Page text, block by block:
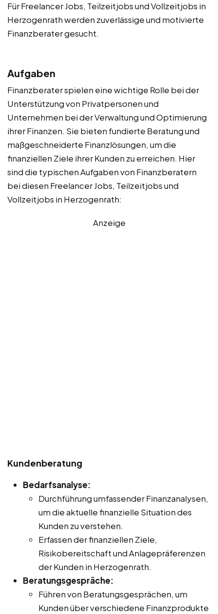
Für Freelancer Jobs, Teilzeitjobs und Vollzeitjobs in
Herzogenrath werden zuverlässige und motivierte
Finanzberater gesucht.
Aufgaben
Finanzberater spielen eine wichtige Rolle bei der
Unterstützung von Privatpersonen und
Unternehmen bei der Verwaltung und Optimierung
ihrer Finanzen. Sie bieten fundierte Beratung und
maßgeschneiderte Finanzlösungen, um die
finanziellen Ziele ihrer Kunden zu erreichen. Hier
sind die typischen Aufgaben von Finanzberatern
bei diesen Freelancer Jobs, Teilzeitjobs und
Vollzeitjobs in Herzogenrath:
Anzeige
Kundenberatung
Bedarfsanalyse:
Durchführung umfassender Finanzanalysen,
um die aktuelle finanzielle Situation des
Kunden zu verstehen.
Erfassen der finanziellen Ziele,
Risikobereitschaft und Anlagepräferenzen
der Kunden in Herzogenrath.
Beratungsgespräche:
Führen von Beratungsgesprächen, um
Kunden über verschiedene Finanzprodukte